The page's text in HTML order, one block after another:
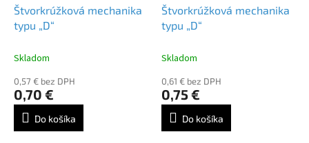
Štvorkrúžková mechanika
typu „D“
Skladom
0,57 € bez DPH
0,70 €
Do košíka
Štvorkrúžková mechanika
typu „D“
Skladom
0,61 € bez DPH
0,75 €
Do košíka